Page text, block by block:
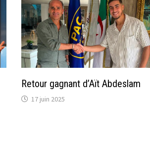
Retour gagnant d’Aït Abdeslam
17 juin 2025